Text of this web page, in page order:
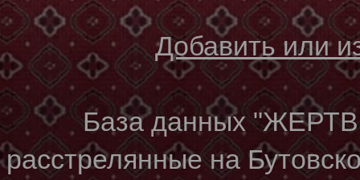
Добавить или
База данных
расстрелянные на